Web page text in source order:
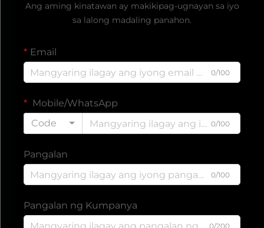
Ang aming kinatawan ay makikipag-ugnayan sa iyo
sa lalong madaling panahon.
Email
0/100
Mobile/WhatsApp
Code
0/100
Pangalan
0/100
Pangalan ng Kumpanya
0/200